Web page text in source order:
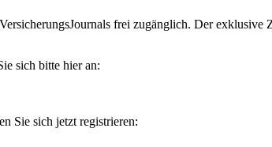
frei zugänglich. Der
sich bitte hier an:
Sie sich jetzt registrieren: